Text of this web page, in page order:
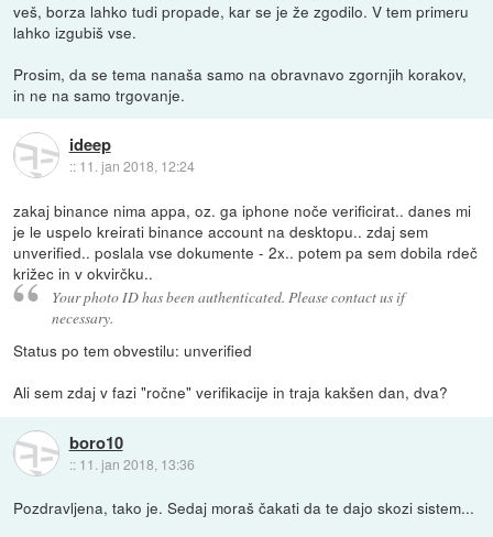
veš, borza lahko tudi propade, kar se je že zgodilo. V tem primeru
lahko izgubiš vse.
Prosim, da se tema nanaša samo na obravnavo zgornjih korakov,
in ne na samo trgovanje.
ideep
:: 11. jan 2018, 12:24
zakaj binance nima appa, oz. ga iphone noče verificirat.. danes mi
je le uspelo kreirati binance account na desktopu.. zdaj sem
unverified.. poslala vse dokumente - 2x.. potem pa sem dobila rdeč
križec in v okvirčku..
Your photo ID has been authenticated. Please contact us if
necessary.
Status po tem obvestilu: unverified
Ali sem zdaj v fazi "ročne" verifikacije in traja kakšen dan, dva?
boro10
:: 11. jan 2018, 13:36
Pozdravljena, tako je. Sedaj moraš čakati da te dajo skozi sistem...